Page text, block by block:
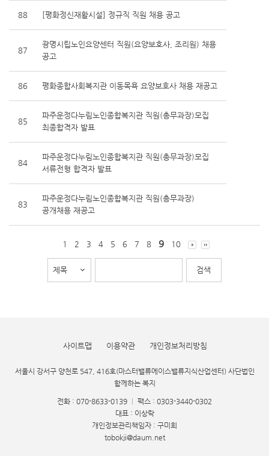
88 [평화정신재활시설] 정규직 직원 채용 공고
87
광명시립노인요양센터 직원(요양보호사, 조리원) 채용
공고
86 평화종합사회복지관 이동목욕 요양보호사 채용 재공고
85
파주운정다누림노인종합복지관 직원(총무과장)모집
최종합격자 발표
84
파주운정다누림노인종합복지관 직원(총무과장)모집
서류전형 합격자 발표
83
파주운정다누림노인종합복지관 직원(총무과장)
공개채용 재공고
1 2 3 4 5 6 7 8 9 10
사이트맵 이용약관 개인정보처리방침
서울시 강서구 양천로 547, 416호(마스터밸류에이스밸류지식산업센터) 사단법인
함께하는 복지
전화 : 070-8633-0139
팩스 : 0303-3440-0302
대표 : 이상락
개인정보관리책임자 : 구미희
tobokji@daum.net